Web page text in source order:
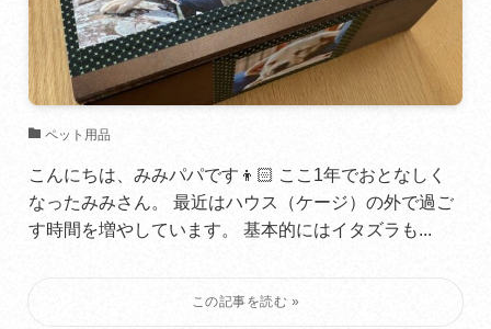
ペット用品
こんにちは、みみパパです👦🏻 ここ1年でおとなしく
なったみみさん。 最近はハウス（ケージ）の外で過ご
す時間を増やしています。 基本的にはイタズラも...